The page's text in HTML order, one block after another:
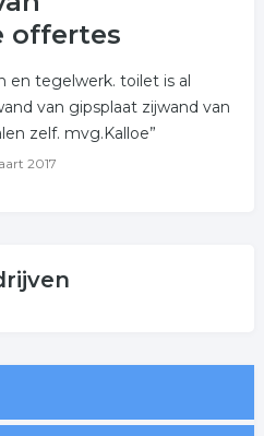
offertes
en tegelwerk. toilet is al
van gipsplaat zijwand van
zelf. mvg.Kalloe”
2017